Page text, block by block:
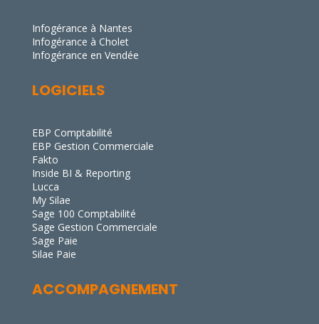
Infogérance à Nantes
Infogérance à Cholet
Infogérance en Vendée
LOGICIELS
EBP Comptabilité
EBP Gestion Commerciale
Fakto
Inside BI & Reporting
Lucca
My Silae
Sage 100 Comptabilité
Sage Gestion Commerciale
Sage Paie
Silae Paie
ACCOMPAGNEMENT